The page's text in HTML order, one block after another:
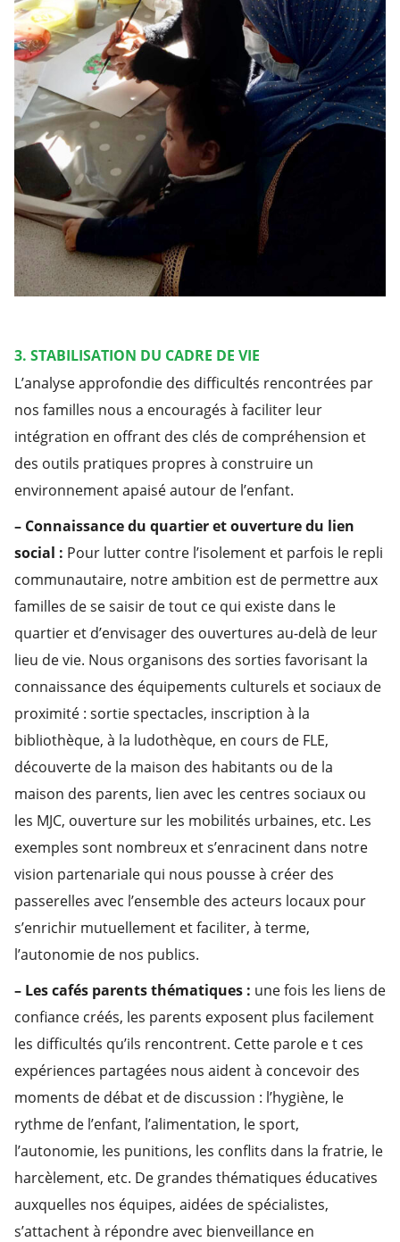
3. STABILISATION DU CADRE DE VIE
L’analyse approfondie des difficultés rencontrées par
nos familles nous a encouragés à faciliter leur
intégration en offrant des clés de compréhension et
des outils pratiques propres à construire un
environnement apaisé autour de l’enfant.
– Connaissance du quartier et ouverture du lien
social : Pour lutter contre l’isolement et parfois le repli
communautaire, notre ambition est de permettre aux
familles de se saisir de tout ce qui existe dans le
quartier et d’envisager des ouvertures au-delà de leur
lieu de vie. Nous organisons des sorties favorisant la
connaissance des équipements culturels et sociaux de
proximité : sortie spectacles, inscription à la
bibliothèque, à la ludothèque, en cours de FLE,
découverte de la maison des habitants ou de la
maison des parents, lien avec les centres sociaux ou
les MJC, ouverture sur les mobilités urbaines, etc. Les
exemples sont nombreux et s’enracinent dans notre
vision partenariale qui nous pousse à créer des
passerelles avec l’ensemble des acteurs locaux pour
s’enrichir mutuellement et faciliter, à terme,
l’autonomie de nos publics.
– Les cafés parents thématiques : une fois les liens de
confiance créés, les parents exposent plus facilement
les difficultés qu’ils rencontrent. Cette parole e t ces
expériences partagées nous aident à concevoir des
moments de débat et de discussion : l’hygiène, le
rythme de l’enfant, l’alimentation, le sport,
l’autonomie, les punitions, les conflits dans la fratrie, le
harcèlement, etc. De grandes thématiques éducatives
auxquelles nos équipes, aidées de spécialistes,
s’attachent à répondre avec bienveillance en